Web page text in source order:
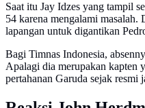
Saat itu Jay Idzes yang tampil
54 karena mengalami
lapangan untuk digantikan
Bagi Timnas Indonesia,
Apalagi dia merupakan kapten
pertahanan Garuda sejak